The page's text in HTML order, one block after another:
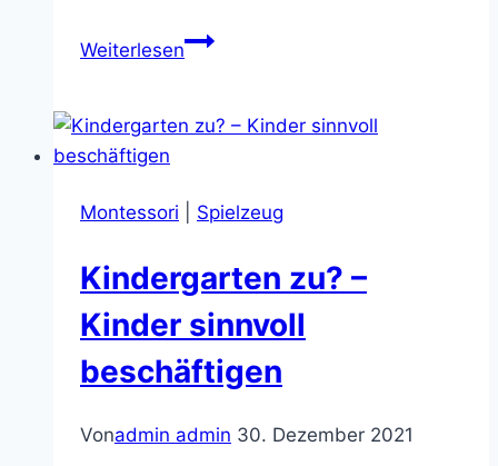
WeiterlesenVisionboard
Ziele
1h
gefasst
Montessori Spielzeug
Kindergarten zu? –
Kinder sinnvoll
beschäftigen
Vonadmin admin 30. Dezember 2021